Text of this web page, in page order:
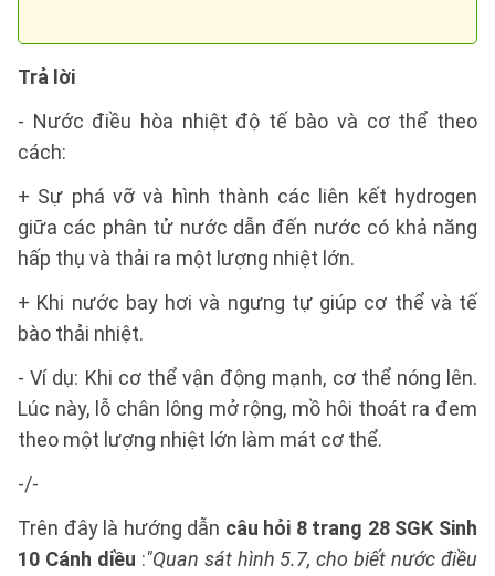
Trả lời
- Nước điều hòa nhiệt độ tế bào và cơ thể theo
cách:
+ Sự phá vỡ và hình thành các liên kết hydrogen
giữa các phân tử nước dẫn đến nước có khả năng
hấp thụ và thải ra một lượng nhiệt lớn.
+ Khi nước bay hơi và ngưng tự giúp cơ thể và tế
bào thải nhiệt.
- Ví dụ: Khi cơ thể vận động mạnh, cơ thể nóng lên.
Lúc này, lỗ chân lông mở rộng, mồ hôi thoát ra đem
theo một lượng nhiệt lớn làm mát cơ thể.
-/-
Trên đây là hướng dẫn câu hỏi 8 trang 28 SGK Sinh
10 Cánh diều :"Quan sát hình 5.7, cho biết nước điều